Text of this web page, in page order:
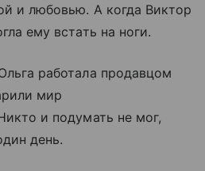
и любовью. А когда Виктор
ему встать на ноги.
работала продавцом
мир
и подумать не мог,
день.